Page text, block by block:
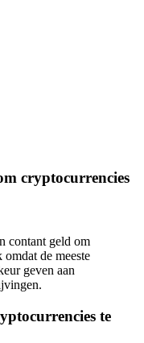
cryptocurrencies
contant geld om
de meeste
geven aan
te